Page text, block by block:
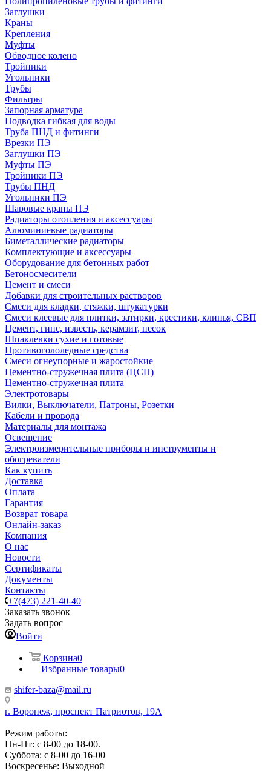
Заглушки
Краны
Крепления
Муфты
Обводное колено
Тройники
Угольники
Трубы
Фильтры
Запорная арматура
Подводка гибкая для воды
Труба ПНД и фитинги
Врезки ПЭ
Заглушки ПЭ
Муфты ПЭ
Тройники ПЭ
Трубы ПНД
Угольники ПЭ
Шаровые краны ПЭ
Радиаторы отопления и аксессуары
Алюминиевые радиаторы
Биметаллические радиаторы
Комплектующие и аксессуары
Оборудование для бетонных работ
Бетоносмесители
Цемент и смеси
Добавки для строительных растворов
Смеси для кладки, стяжки, штукатурки
Смеси клеевые для плитки, затирки, крестики, клинья, СВП
Цемент, гипс, известь, керамзит, песок
Шпаклевки сухие и готовые
Противогололедные средства
Смеси огнеупорные и жаростойкие
Цементно-стружечная плита (ЦСП)
Цементно-стружечная плита
Электротовары
Вилки, Выключатели, Патроны, Розетки
Кабели и провода
Материалы для монтажа
Освещение
Электроизмерительные приборы и инструменты и
обогреватели
Как купить
Доставка
Оплата
Гарантия
Возврат товара
Онлайн-заказ
Компания
О нас
Новости
Сертификаты
Документы
Контакты
+7(473) 221-40-40
Заказать звонок
Задать вопрос
Войти
Корзина0
Избранные товары0
shifer-baza@mail.ru
г. Воронеж, проспект Патриотов, 19А
Режим работы:
Пн-Пт: с 8-00 до 18-00.
Суббота: с 8-00 до 16-00
Воскресенье: Выходной